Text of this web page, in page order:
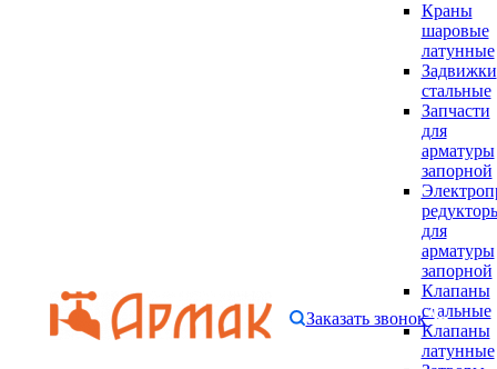
Краны
шаровые
латунные
Задвижки
стальные
Запчасти
для
арматуры
запорной
для
арматуры
запорной
Клапаны
стальные
Клапаны
латунные
Заказать звонок